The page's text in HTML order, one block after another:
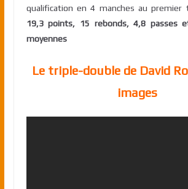
qualification en 4 manches au premier
19,3 points, 15 rebonds, 4,8 passes
moyennes
Le triple-double de David
images